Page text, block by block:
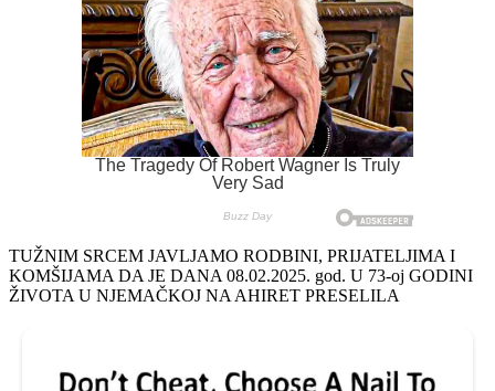
TUŽNIM SRCEM JAVLJAMO RODBINI, PRIJATELJIMA I
KOMŠIJAMA DA JE DANA 08.02.2025. god. U 73-oj GODINI
ŽIVOTA U NJEMAČKOJ NA AHIRET PRESELILA